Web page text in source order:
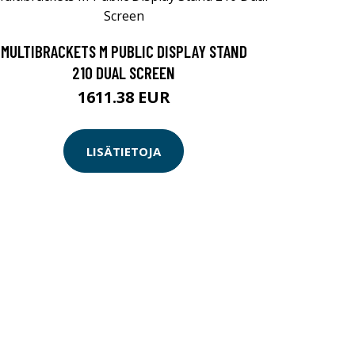
MULTIBRACKETS M PUBLIC DISPLAY STAND
210 DUAL SCREEN
1611.38 EUR
LISÄTIETOJA